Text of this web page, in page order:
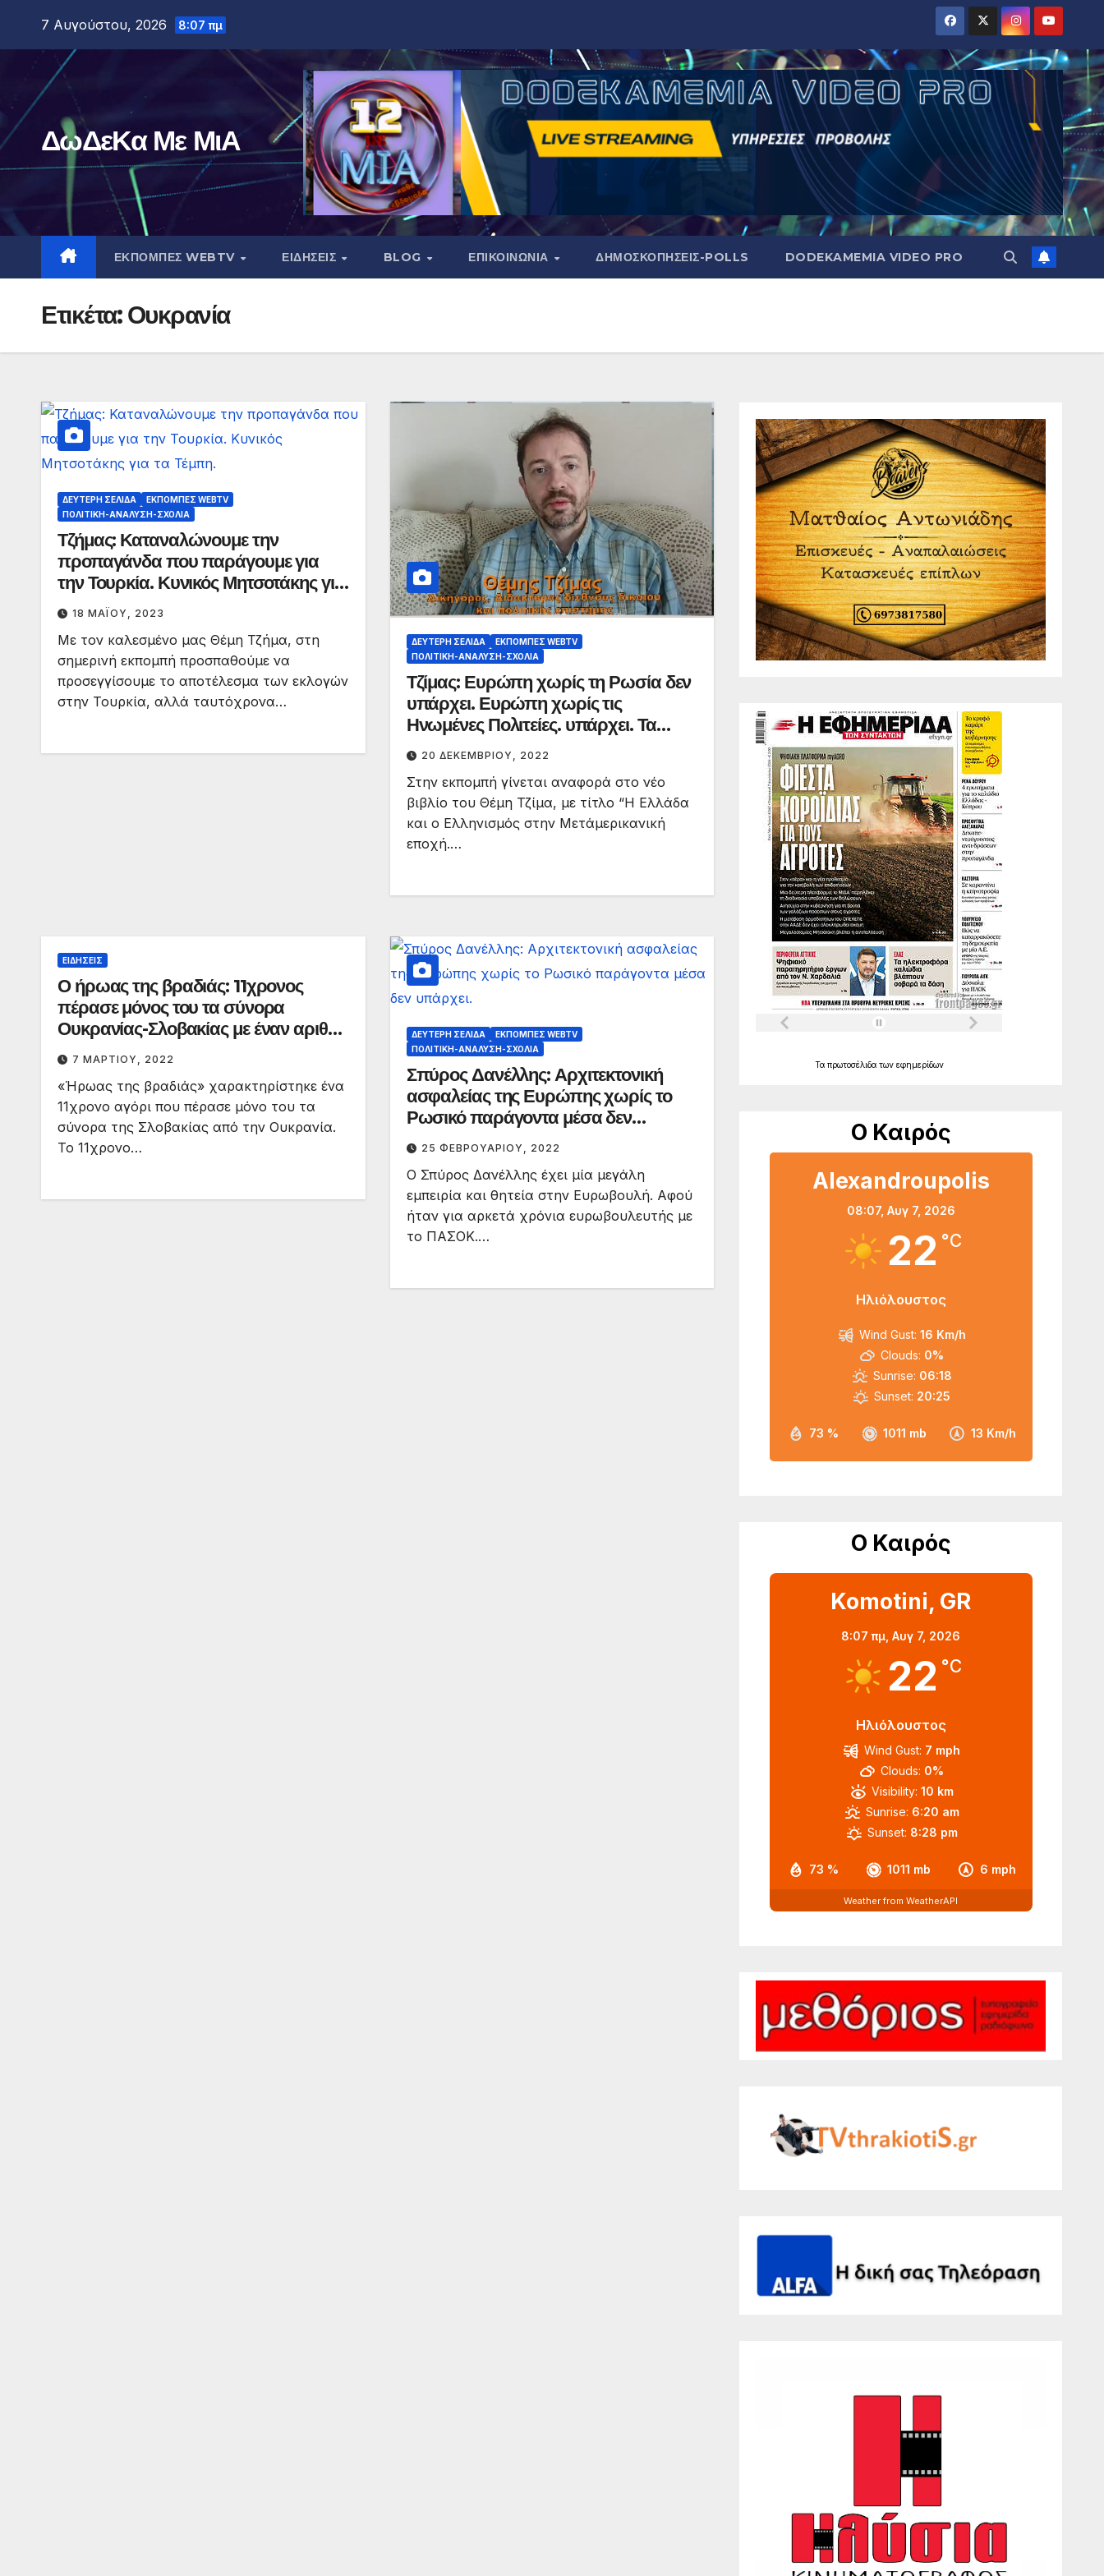
περιεχόμενο
7 Αυγούστου, 2026 8:07 πμ
ΔωΔεΚα Με ΜιΑ
ΕΚΠΟΜΠΕΣ WEBTV ΕΙΔΗΣΕΙΣ BLOG ΕΠΙΚΟΙΝΩΝΙΑ ΔΗΜΟΣΚΟΠΉΣΕΙΣ-POLLS DODEKAMEMIA VIDEO PRO
Ετικέτα:Ουκρανία
ΔΕΎΤΕΡΗ ΣΕΛΊΔΑ
ΕΚΠΟΜΠΈΣ WEBTV
ΠΟΛΙΤΙΚΉ-ΑΝΆΛΥΣΗ-ΣΧΌΛΙΑ
Τζήμας: Καταναλώνουμε την
προπαγάνδα που παράγουμε για
την Τουρκία. Κυνικός Μητσοτάκης για
τα Τέμπη.
18 ΜΑΪ́ΟΥ, 2023
Με τον καλεσμένο μας Θέμη Τζήμα, στη
σημερινή εκπομπή προσπαθούμε να
προσεγγίσουμε το αποτέλεσμα των εκλογών
στην Τουρκία, αλλά ταυτόχρονα…
ΔΕΎΤΕΡΗ ΣΕΛΊΔΑ
ΕΚΠΟΜΠΈΣ WEBTV
ΠΟΛΙΤΙΚΉ-ΑΝΆΛΥΣΗ-ΣΧΌΛΙΑ
Τζίμας: Ευρώπη χωρίς τη Ρωσία δεν
υπάρχει. Ευρώπη χωρίς τις
Ηνωμένες Πολιτείες. υπάρχει. Τα
“λόμπι” την ΕΕ χρηματίζουν.
20 ΔΕΚΕΜΒΡΊΟΥ, 2022
Στην εκπομπή γίνεται αναφορά στο νέο
βιβλίο του Θέμη Τζίμα, με τίτλο “Η Ελλάδα
και ο Ελληνισμός στην Μετάμερικανική
εποχή.…
ΕΙΔΉΣΕΙΣ
Ο ήρωας της βραδιάς: 11χρονος
πέρασε μόνος του τα σύνορα
Ουκρανίας-Σλοβακίας με έναν αριθμό
τηλ. στο χέρι του
7 ΜΑΡΤΊΟΥ, 2022
«Ήρωας της βραδιάς» χαρακτηρίστηκε ένα
11χρονο αγόρι που πέρασε μόνο του τα
σύνορα της Σλοβακίας από την Ουκρανία.
Το 11χρονο…
ΔΕΎΤΕΡΗ ΣΕΛΊΔΑ
ΕΚΠΟΜΠΈΣ WEBTV
ΠΟΛΙΤΙΚΉ-ΑΝΆΛΥΣΗ-ΣΧΌΛΙΑ
Σπύρος Δανέλλης: Αρχιτεκτονική
ασφαλείας της Ευρώπης χωρίς το
Ρωσικό παράγοντα μέσα δεν
υπάρχει.
25 ΦΕΒΡΟΥΑΡΊΟΥ, 2022
Ο Σπύρος Δανέλλης έχει μία μεγάλη
εμπειρία και θητεία στην Ευρωβουλή. Αφού
ήταν για αρκετά χρόνια ευρωβουλευτής με
το ΠΑΣΟΚ.…
Τα πρωτοσέλιδα των εφημερίδων
Ο Καιρός
Alexandroupolis
08:07, Αυγ 7, 2026
22 °C
Ηλιόλουστος
73 % 1011 mb 13 Km/h
Wind Gust: 16 Km/h
Clouds: 0%
Sunrise: 06:18
Sunset: 20:25
Ο Καιρός
Komotini, GR
8:07 πμ,Αυγ 7, 2026
22 °C
Ηλιόλουστος
73 % 1011 mb 6 mph
Wind Gust: 7 mph
Clouds: 0%
Visibility: 10 km
Sunrise: 6:20 am
Sunset: 8:28 pm
Weather from WeatherAPI